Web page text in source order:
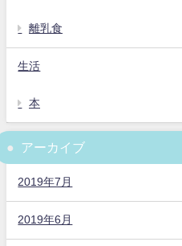
離乳食
生活
本
アーカイブ
2019年7月
2019年6月